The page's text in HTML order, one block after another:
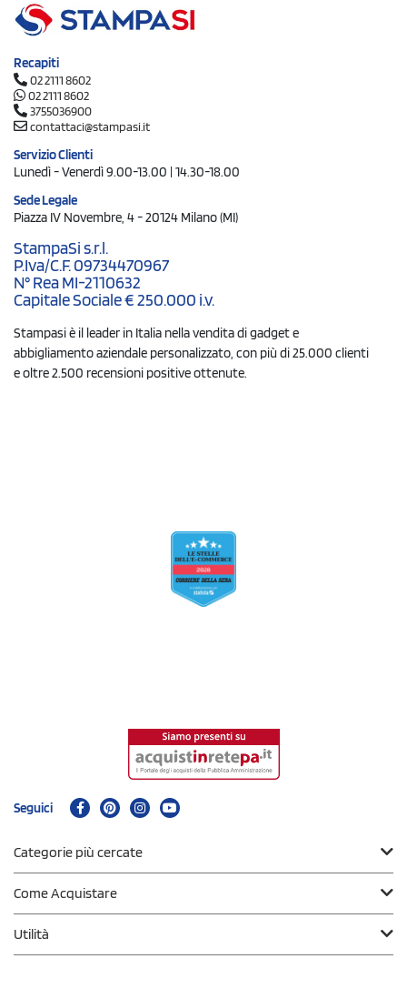
Recapiti
02 2111 8602
02 2111 8602
3755036900
contattaci@stampasi.it
Servizio Clienti
Lunedì - Venerdì 9.00-13.00 | 14.30-18.00
Sede Legale
Piazza IV Novembre, 4 - 20124 Milano (MI)
StampaSi s.r.l.
P.Iva/C.F. 09734470967
N° Rea MI-2110632
Capitale Sociale € 250.000 i.v.
Stampasi è il leader in Italia nella vendita di gadget e
abbigliamento aziendale personalizzato, con più di 25.000 clienti
e oltre 2.500 recensioni positive ottenute.
Seguici
Categorie più cercate
Come Acquistare
Utilità